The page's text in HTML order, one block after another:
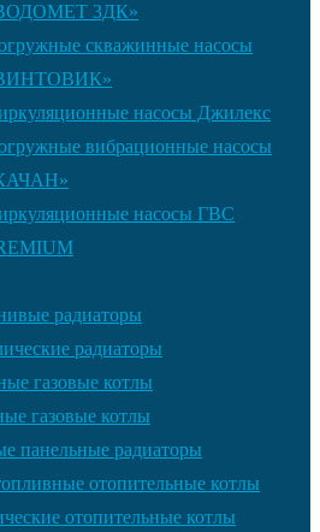
3ДК»
скважинные насосы
насосы Джилекс
вибрационные насосы
насосы ГВС
радиаторы
радиаторы
газовые котлы
газовые котлы
панельные радиаторы
отопительные котлы
отопительные котлы